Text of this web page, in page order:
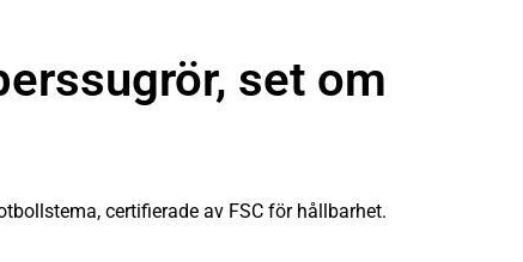
set om
certifierade av FSC för hållbarhet.